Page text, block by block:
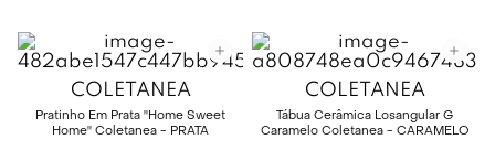
COLETANEA
Pratinho Em Prata ''Home Sweet
Home'' Coletanea - PRATA
COLETANEA
Tábua Cerâmica Losangular G
Caramelo Coletanea - CARAMELO